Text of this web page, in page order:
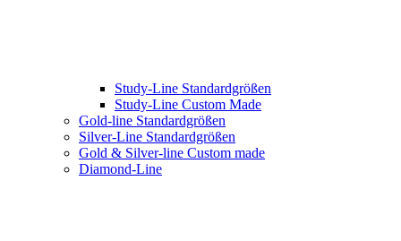
Study-Line Standardgrößen
Study-Line Custom Made
Gold-line Standardgrößen
Silver-Line Standardgrößen
Gold & Silver-line Custom made
Diamond-Line